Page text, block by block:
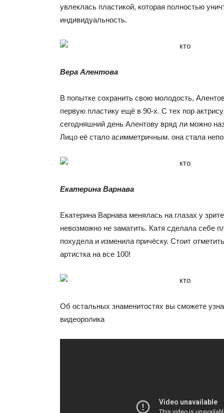
увлеклась пластикой, которая полностью
индивидуальность.
Вера Алентова
В попытке сохранить свою молодость,
первую пластику ещё в 90-х. С тех пор
сегодняшний день Алентову вряд ли можно
Лицо её стало асимметричным. она стала
Екатерина Варнава
Екатерина Варнава менялась на глазах у
невозможно не заматить. Катя сделала себе
похудела и изменила причёску. Стоит
артистка на все 100!
Об остальных знаменитостях вы сможете
видеоролика